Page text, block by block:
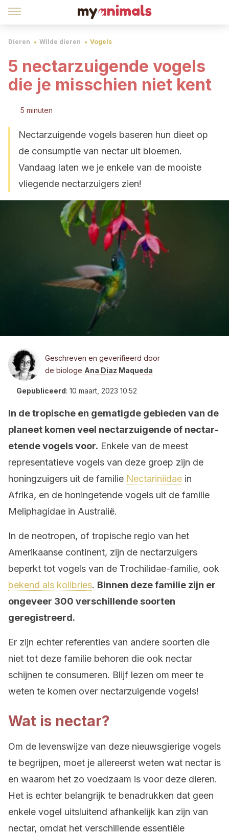
Dieren Wilde dieren Vogels
5 nectarzuigende vogels
die je misschien niet kent
5 minuten
Nectarzuigende vogels baseren hun dieet op
de consumptie van nectar uit bloemen.
Vandaag laten we je enkele van de mooiste
vliegende nectarzuigers zien!
Geschreven en geverifieerd door
de biologe Ana Díaz Maqueda
Gepubliceerd: 10 maart, 2023 10:52
In de tropische en gematigde gebieden van de
planeet komen veel nectarzuigende of nectar-
etende vogels voor. Enkele van de meest
representatieve vogels van deze groep zijn de
honingzuigers uit de familie Nectariniidae in
Afrika, en de honingetende vogels uit de familie
Meliphagidae in Australië.
In de neotropen, of tropische regio van het
Amerikaanse continent, zijn de nectarzuigers
beperkt tot vogels van de Trochilidae-familie, ook
bekend als kolibries. Binnen deze familie zijn er
ongeveer 300 verschillende soorten
geregistreerd.
Er zijn echter referenties van andere soorten die
niet tot deze familie behoren die ook nectar
schijnen te consumeren. Blijf lezen om meer te
weten te komen over nectarzuigende vogels!
Wat is nectar?
Om de levenswijze van deze nieuwsgierige vogels
te begrijpen, moet je allereerst weten wat nectar is
en waarom het zo voedzaam is voor deze dieren.
Het is echter belangrijk te benadrukken dat geen
enkele vogel uitsluitend afhankelijk kan zijn van
nectar, omdat het verschillende essentiële